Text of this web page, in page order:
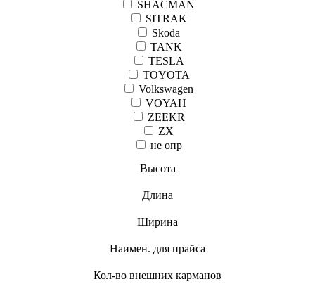
SHACMAN
SITRAK
Skoda
TANK
TESLA
TOYOTA
Volkswagen
VOYAH
ZEEKR
ZX
не опр
Высота
Длина
Ширина
Наимен. для прайса
Кол-во внешних карманов